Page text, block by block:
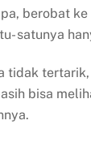
berobat
satunya
bisa